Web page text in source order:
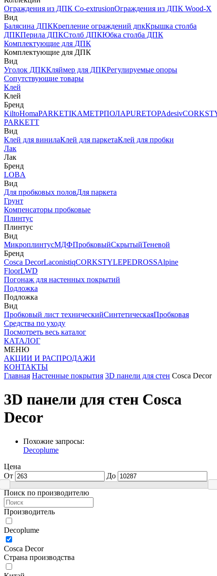
Ограждения из ДПК Co-extrusionОграждения из ДПК Wood-X
Вид
Балясина ДПККрепление ограждений дпкКрышка столба
ДПКПерила ДПКСтолб ДПКЮбка столба ДПК
Комплектующие для ДПК
Комплектующие для ДПК
Вид
Уголок ДПККляймер для ДПКРегулируемые опоры
Сопутствующие товары
Клей
Клей
Бренд
KiltoHomaPARKETIKAМЕТРПОЛАPURETOPAdesiv
PARKETT
Вид
Клей для винилаКлей для паркетаКлей для пробки
Лак
Лак
Бренд
LOBA
Вид
Для пробковых половДля паркета
Грунт
Компенсаторы пробковые
Плинтус
Плинтус
Вид
МикроплинтусМДФПробковыйСкрытыйТеневой
Бренд
Cosca DecorLaconistiqCORKSTYLEPEDROSSAlpine
FloorLWD
Погонаж для настенных покрытий
Подложка
Подложка
Вид
Пробковый лист техническийСинтетическаяПробковая
Средства по уходу
Посмотреть весь каталог
КАТАЛОГ
МЕНЮ
АКЦИИ И РАСПРОДАЖИ
КОНТАКТЫ
Главная Настенные покрытия 3D панели для стен Cosca Decor
3D панели для стен Cosca
Decor
Похожие запросы:
Decoplume
Цена
От
До
Поиск по производителю
Производитель
Decoplume
Cosca Decor
Страна производства